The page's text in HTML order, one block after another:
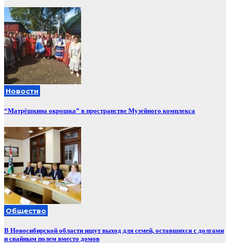
Новости
“Матрёшкина окрошка” в пространстве Музейного комплекса
Общество
В Новосибирской области ищут выход для семей, оставшихся с долгами
и свайным полем вместо домов